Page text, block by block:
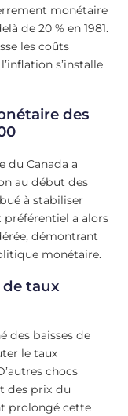
monétaire
de 20 % en 1981.
les coûts
s’installe
des
du Canada a
au début des
à stabiliser
préférentiel a alors
démontrant
monétaire.
de taux
des baisses de
le taux
chocs
des prix du
prolongé cette